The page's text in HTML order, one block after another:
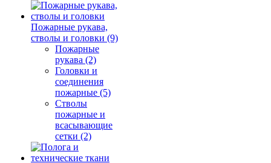
Пожарные рукава,
стволы и головки (9)
Пожарные
рукава (2)
Головки и
соединения
пожарные (5)
Стволы
пожарные и
всасывающие
сетки (2)